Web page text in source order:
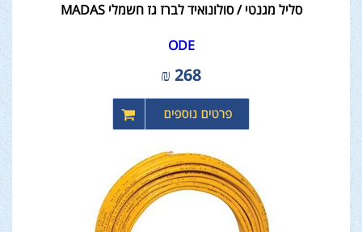
סליל מגנטי / סולונואיד לברז גז חשמלי MADAS
ODE
268
₪